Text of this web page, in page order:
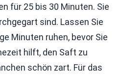
für 25 bis 30 Minuten. Sie
sind. Lassen Sie
Minuten ruhen, bevor Sie
hilft, den Saft zu
schön zart. Für das